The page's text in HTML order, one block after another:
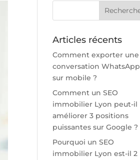
Articles récents
Comment exporter une
conversation WhatsApp
sur mobile ?
Comment un SEO
immobilier Lyon peut-il
améliorer 3 positions
puissantes sur Google ?
Pourquoi un SEO
immobilier Lyon est-il 2